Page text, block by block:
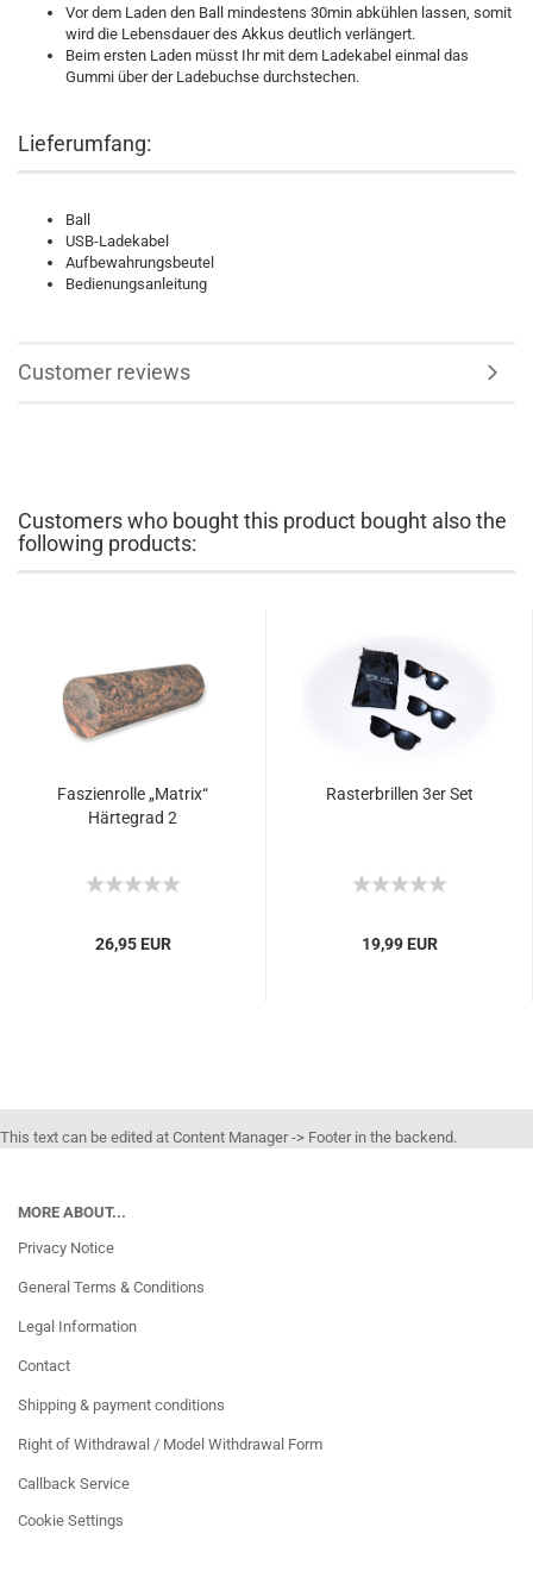
Vor dem Laden den Ball mindestens 30min abkühlen lassen, somit
wird die Lebensdauer des Akkus deutlich verlängert.
Beim ersten Laden müsst Ihr mit dem Ladekabel einmal das
Gummi über der Ladebuchse durchstechen.
Lieferumfang:
Ball
USB-Ladekabel
Aufbewahrungsbeutel
Bedienungsanleitung
Customer reviews
Customers who bought this product bought also the
following products:
Faszienrolle „Matrix“
Härtegrad 2
26,95 EUR
Rasterbrillen 3er Set
19,99 EUR
This text can be edited at Content Manager -> Footer in the backend.
MORE ABOUT...
Privacy Notice
General Terms & Conditions
Legal Information
Contact
Shipping & payment conditions
Right of Withdrawal / Model Withdrawal Form
Callback Service
Cookie Settings